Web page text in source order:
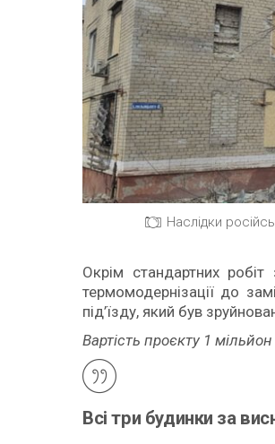
Наслідки
Окрім стандартних
термомодернізації до
під’їзду, який був
Вартість проєкту 1
Всі три будинки за